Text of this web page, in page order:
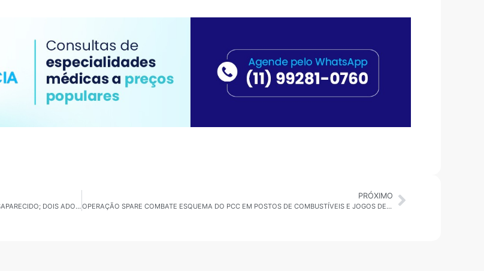
SÃO SEBASTIÃO: POLÍCIA CIVIL LOCALIZA CORPO DE PROFESSOR DESAPARECIDO; DOIS ADOLESCENTES FORAM APREENDIDOS
PRÓXIMO
OPERAÇÃO SPARE COMBATE ESQUEMA DO PCC EM POSTOS DE COMBUSTÍVEIS E JOGOS DE AZAR